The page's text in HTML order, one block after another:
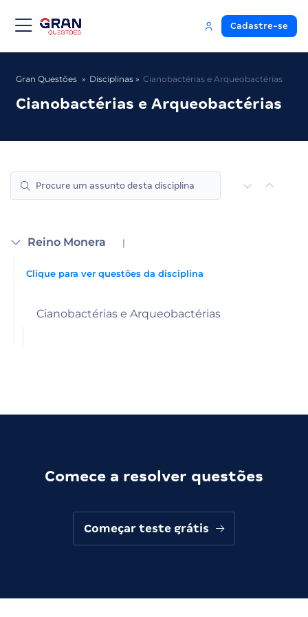
Cadastre-se
Gran Questões Disciplinas Cianobactérias e Arqueobactérias
Cianobactérias e Arqueobactérias
Reino Monera |
Clique para ver questões da disciplina
Cianobactérias e Arqueobactérias
Comece a resolver questões
Começar teste grátis